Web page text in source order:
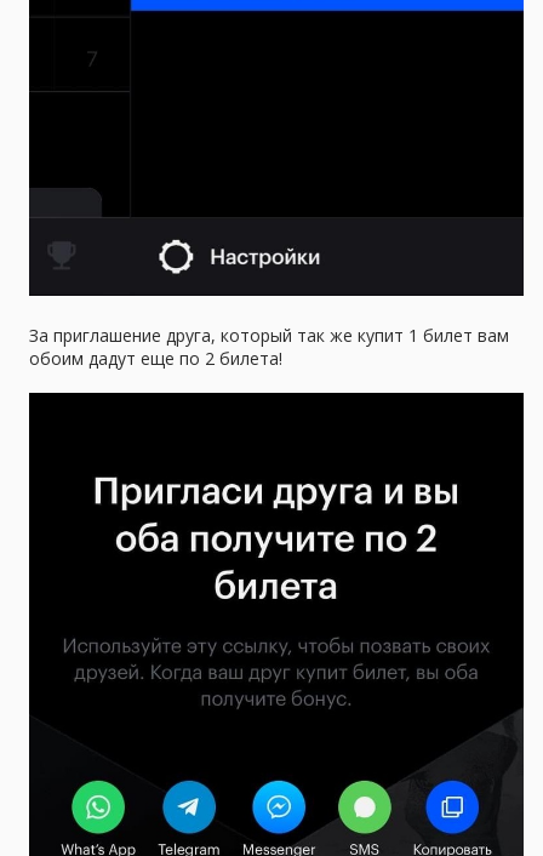
За приглашение друга, который так же купит 1 билет вам
обоим дадут еще по 2 билета!